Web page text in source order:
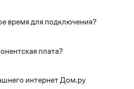
время для подключения?
плата?
интернет Дом.ру